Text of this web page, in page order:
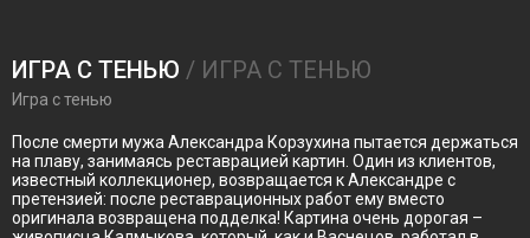
ИГРА С ТЕНЬЮ / ИГРА С ТЕНЬЮ
Игра с тенью
После смерти мужа Александра Корзухина пытается держаться
на плаву, занимаясь реставрацией картин. Один из клиентов,
известный коллекционер, возвращается к Александре с
претензией: после реставрационных работ ему вместо
оригинала возвращена подделка! Картина очень дорогая –